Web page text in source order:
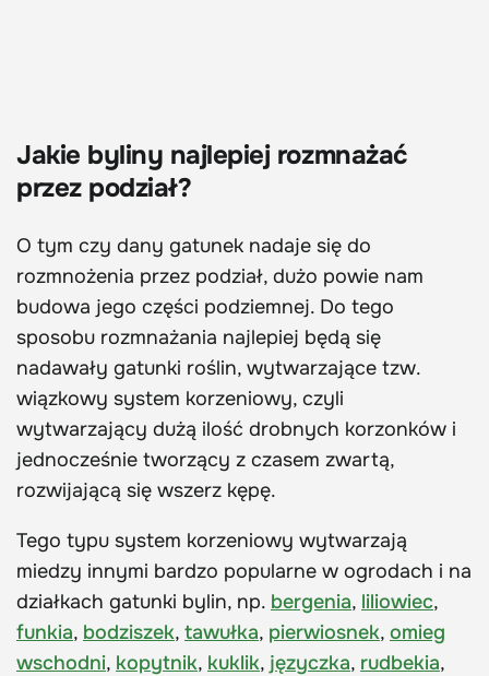
Jakie byliny najlepiej rozmnażać
przez podział?
O tym czy dany gatunek nadaje się do
rozmnożenia przez podział, dużo powie nam
budowa jego części podziemnej. Do tego
sposobu rozmnażania najlepiej będą się
nadawały gatunki roślin, wytwarzające tzw.
wiązkowy system korzeniowy, czyli
wytwarzający dużą ilość drobnych korzonków i
jednocześnie tworzący z czasem zwartą,
rozwijającą się wszerz kępę.
Tego typu system korzeniowy wytwarzają
miedzy innymi bardzo popularne w ogrodach i na
działkach gatunki bylin, np. bergenia, liliowiec,
funkia, bodziszek, tawułka, pierwiosnek, omieg
wschodni, kopytnik, kuklik, języczka, rudbekia,